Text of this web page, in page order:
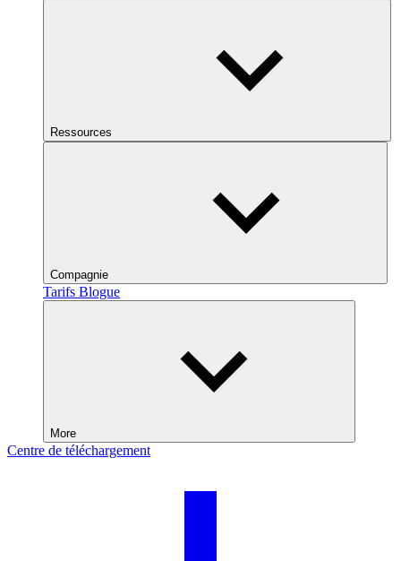
Ressources
Compagnie
Tarifs Blogue
More
Centre de téléchargement